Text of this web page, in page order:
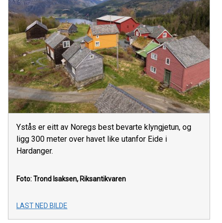
Ystås er eitt av Noregs best bevarte klyngjetun, og
ligg 300 meter over havet like utanfor Eide i
Hardanger.
Foto: Trond Isaksen, Riksantikvaren
LAST NED BILDE